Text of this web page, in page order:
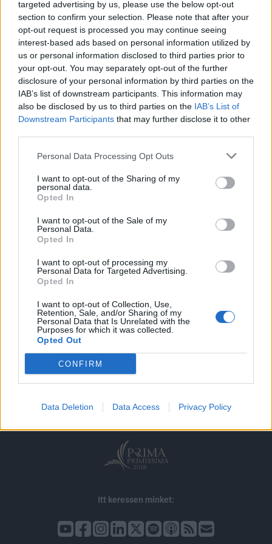
targeted advertising by us, please use the below opt-out
section to confirm your selection. Please note that after your
opt-out request is processed you may continue seeing
interest-based ads based on personal information utilized by
us or personal information disclosed to third parties prior to
your opt-out. You may separately opt-out of the further
disclosure of your personal information by third parties on the
IAB’s list of downstream participants. This information may
also be disclosed by us to third parties on the IAB’s List of
Downstream Participants that may further disclose it to other
Personal Data Processing Opt Outs
I want to opt-out of the Sharing of my
personal data.
Opted In
I want to opt-out of the Sale of my
Personal Data.
Opted In
I want to opt-out of processing my
Personal Data for Targeted Advertising.
Opted In
I want to opt-out of Collection, Use,
Retention, Sale, and/or Sharing of my
Personal Data that Is Unrelated with the
Purposes for which it was collected.
Opted Out
CONFIRM
Data Deletion Data Access Privacy Policy
csökkentette, míg a 2002-es értéket a korábbi 52$-ról 42$-
ra vágta le! Cohen az eredmény...
KEDVES OLVASÓNK!
A keresett cikk a portfolio.hu hírarchívumához
tartozik, melynek olvasása előfizetéses
regisztrációhoz kötött.
Az előfizetés a következőket tartalmazza:
Portfolio.hu teljes cikkarchívum
kötéslistái
MÁR ELŐFIZETŐNK VAGY? BEJELENTKEZÉS
© 2026 Portfolio
impresszum
jogi nyilatkozat
kommentkezelés
ÁSZF
Itt keressen minket: